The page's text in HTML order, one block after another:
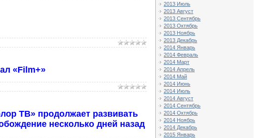
«Film+»
ТВ» продолжает развивать
несколько дней назад
2013 Июль
2013 Август
2013 Сентябрь
2013 Октябрь
2013 Ноябрь
2013 Декабрь
2014 Январь
2014 Февраль
2014 Март
2014 Апрель
2014 Май
2014 Июнь
2014 Июль
2014 Август
2014 Сентябрь
2014 Октябрь
2014 Ноябрь
2014 Декабрь
2015 Январь